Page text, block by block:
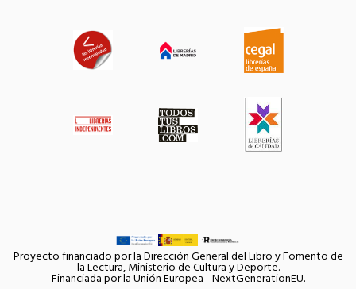
Proyecto financiado por la Dirección General del Libro y Fomento de
la Lectura, Ministerio de Cultura y Deporte.
Financiada por la Unión Europea - NextGenerationEU.